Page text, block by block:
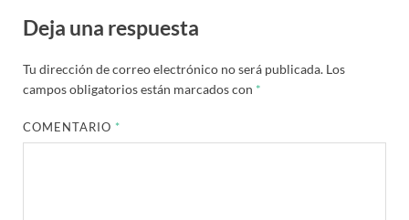
Deja una respuesta
Tu dirección de correo electrónico no será publicada. Los
campos obligatorios están marcados con *
COMENTARIO *